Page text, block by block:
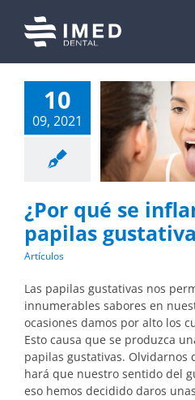
content
10
09, 2021
¿Por qué se
papilas
Artículos
Las papilas gustativas nos
innumerables sabores en
ocasiones damos por alto los
Esto causa que se produzca
papilas gustativas. Olvidarnos
hará que nuestro sentido del
eso hemos decidido daros